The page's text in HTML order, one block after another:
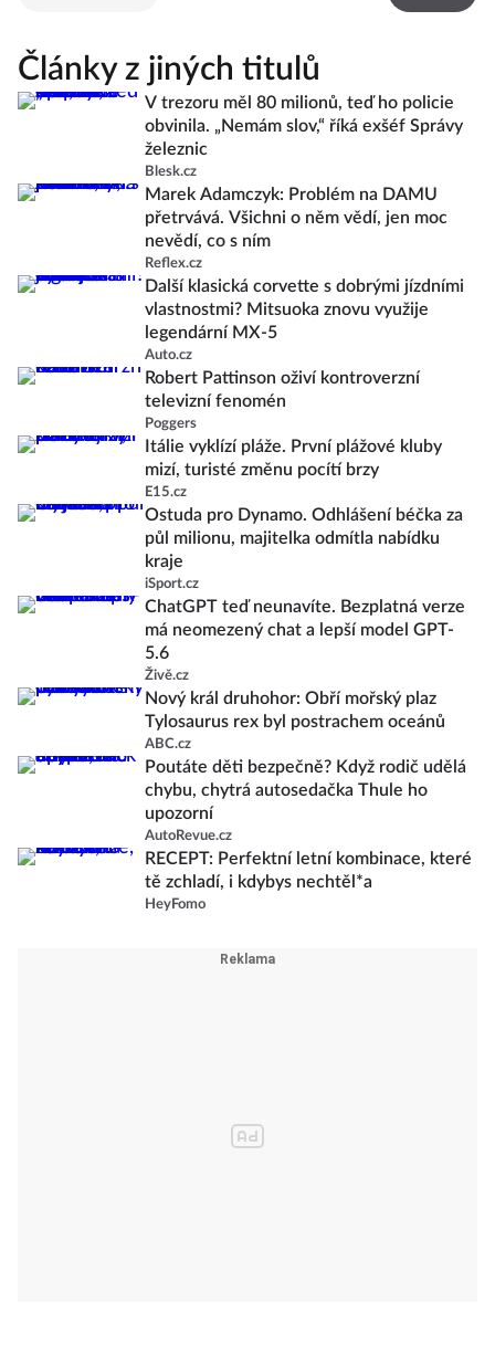
Články z jiných titulů
V trezoru měl 80 milionů, teď ho policie
obvinila. „Nemám slov,“ říká exšéf Správy
železnic
Blesk.cz
Marek Adamczyk: Problém na DAMU
přetrvává. Všichni o něm vědí, jen moc
nevědí, co s ním
Reflex.cz
Další klasická corvette s dobrými jízdními
vlastnostmi? Mitsuoka znovu využije
legendární MX-5
Auto.cz
Robert Pattinson oživí kontroverzní
televizní fenomén
Poggers
Itálie vyklízí pláže. První plážové kluby
mizí, turisté změnu pocítí brzy
E15.cz
Ostuda pro Dynamo. Odhlášení béčka za
půl milionu, majitelka odmítla nabídku
kraje
iSport.cz
ChatGPT teď neunavíte. Bezplatná verze
má neomezený chat a lepší model GPT-
5.6
Živě.cz
Nový král druhohor: Obří mořský plaz
Tylosaurus rex byl postrachem oceánů
ABC.cz
Poutáte děti bezpečně? Když rodič udělá
chybu, chytrá autosedačka Thule ho
upozorní
AutoRevue.cz
RECEPT: Perfektní letní kombinace, které
tě zchladí, i kdybys nechtěl*a
HeyFomo